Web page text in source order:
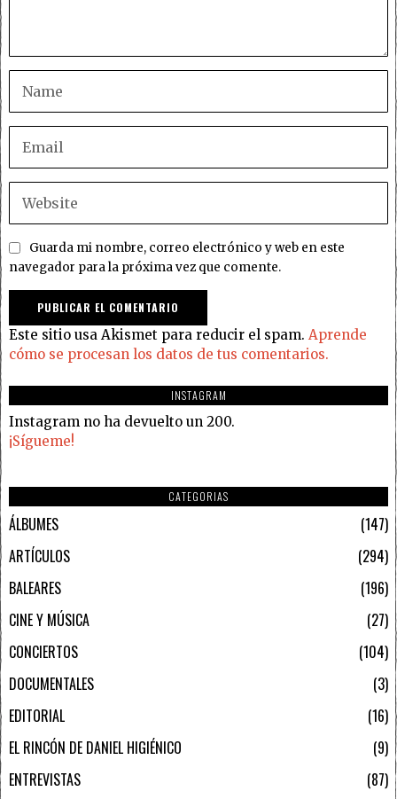
Guarda mi nombre, correo electrónico y web en este
navegador para la próxima vez que comente.
Este sitio usa Akismet para reducir el spam. Aprende
cómo se procesan los datos de tus comentarios.
INSTAGRAM
Instagram no ha devuelto un 200.
¡Sígueme!
CATEGORIAS
ÁLBUMES
147
ARTÍCULOS
294
BALEARES
196
CINE Y MÚSICA
27
CONCIERTOS
104
DOCUMENTALES
3
EDITORIAL
16
EL RINCÓN DE DANIEL HIGIÉNICO
9
ENTREVISTAS
87